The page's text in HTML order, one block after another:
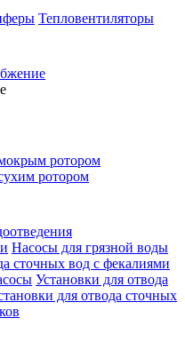
Тепловентиляторы
ротором
ротором
Насосы для грязной воды
сточных вод c фекалиями
Установки для отвода
для отвода сточных